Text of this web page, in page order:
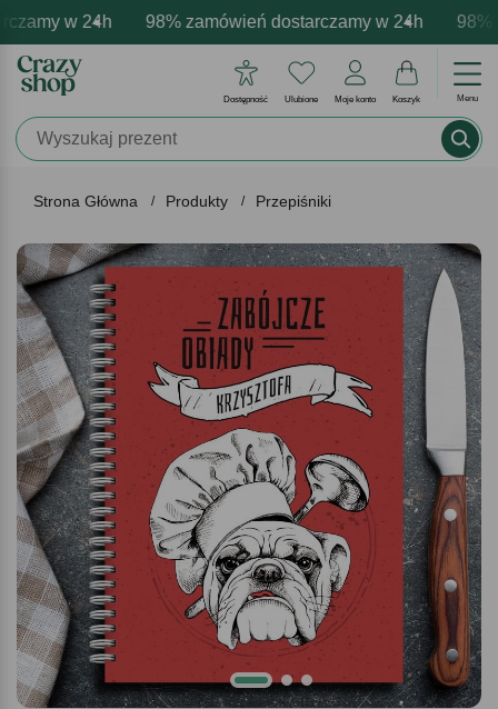
w 24h 98% zamówień dostarczamy w 24h 98%
personalizacja produktów Profesjonalna i darmowa
emocje - zawsze udane prezenty Prezentujemy
Dostępność Ulubione Moje konto Koszyk Menu
Strona Główna Produkty Przepiśniki